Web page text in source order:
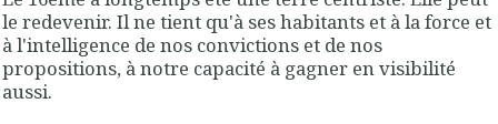
le redevenir. Il ne tient qu'à ses habitants et à la force et
à l'intelligence de nos convictions et de nos
propositions, à notre capacité à gagner en visibilité
aussi.